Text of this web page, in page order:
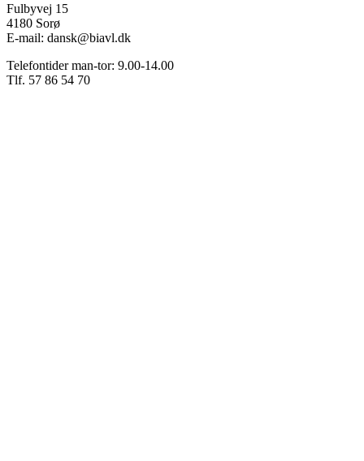
Fulbyvej 15
4180 Sorø
E-mail: dansk@biavl.dk
Telefontider man-tor: 9.00-14.00
Tlf. 57 86 54 70